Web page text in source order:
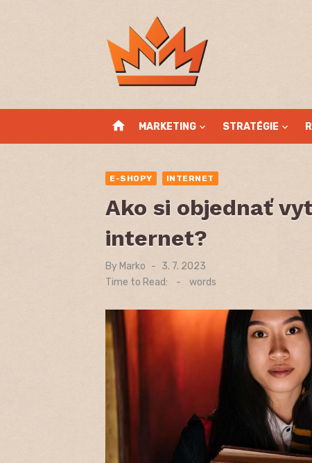
home MARKETING STRATÉGIE
E-SHOPY INTERNET
Ako si objednať
internet?
By Marko
Posted
on
3. 7. 2023
Time to Read:
- words